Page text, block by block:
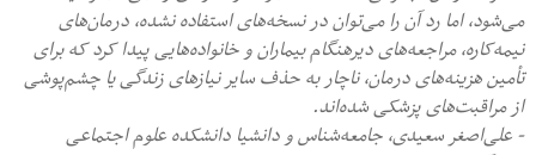
می‌شود، اما رد آن را می‌توان در نسخه‌های استفاده ‌نشده، درمان‌های
نیمه‌کاره، مراجعه‌های دیرهنگام بیماران و خانواده‌هایی پیدا کرد که برای
تأمین هزینه‌های درمان، ناچار به حذف سایر نیازهای زندگی یا چشم‌پوشی
از مراقبت‌های پزشکی شده‌اند.
- علی‌اصغر سعیدی، جامعه‌شناس و دانشیا دانشکده علوم اجتماعی